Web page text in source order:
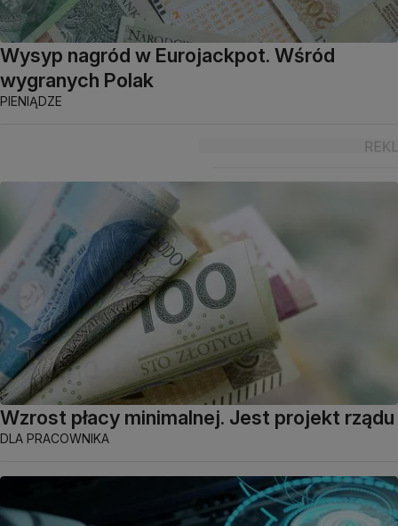
Wysyp nagród w Eurojackpot. Wśród
wygranych Polak
PIENIĄDZE
Wzrost płacy minimalnej. Jest projekt rządu
DLA PRACOWNIKA